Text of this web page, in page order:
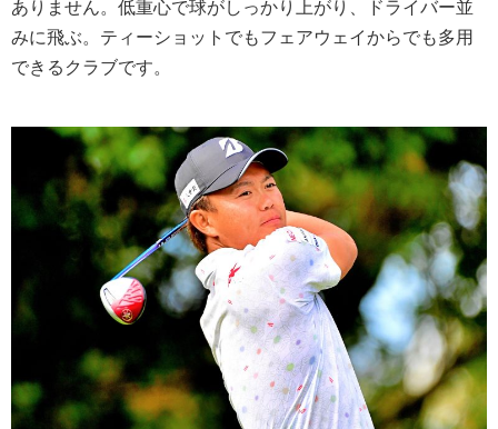
ありません。低重心で球がしっかり上がり、ドライバー並
みに飛ぶ。ティーショットでもフェアウェイからでも多用
できるクラブです。